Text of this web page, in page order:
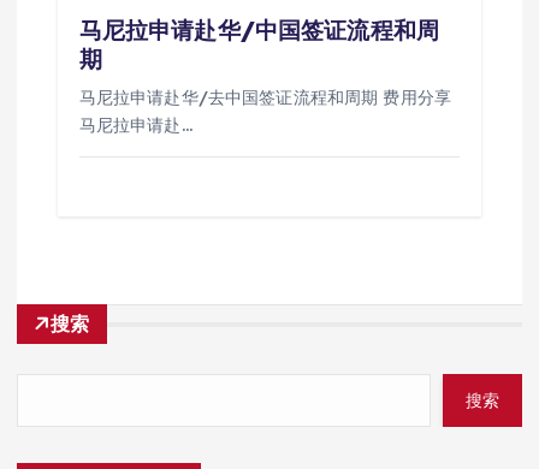
马尼拉申请赴华/中国签证流程和周
期
马尼拉申请赴华/去中国签证流程和周期 费用分享
马尼拉申请赴…
搜索
搜索